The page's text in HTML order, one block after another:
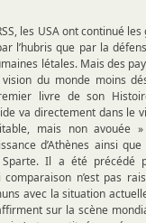
les USA ont continué
l’hubris que par la
létales. Mais des
vision du monde moins
livre de son
va directement dans le
mais non avouée
d’Athènes ainsi
Il a été précédé
n’est pas
avec la situation
sur la scène